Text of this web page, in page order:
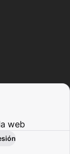
web